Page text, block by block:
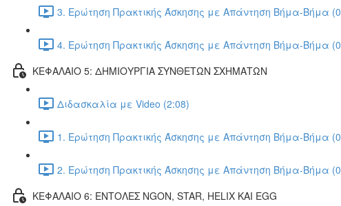
3. Ερώτηση Πρακτικής Άσκησης με Απάντηση Βήμα-Βήμα
4. Ερώτηση Πρακτικής Άσκησης με Απάντηση Βήμα-Βήμα
ΚΕΦΑΛΑΙΟ 5: ΔΗΜΙΟΥΡΓΙΑ ΣΥΝΘΕΤΩΝ ΣΧΗΜΑΤΩΝ
Διδασκαλία με Video (2:08)
1. Ερώτηση Πρακτικής Άσκησης με Απάντηση Βήμα-Βήμα
2. Ερώτηση Πρακτικής Άσκησης με Απάντηση Βήμα-Βήμα
ΚΕΦΑΛΑΙΟ 6: ΕΝΤΟΛΕΣ NGON, STAR, HELIX ΚΑΙ EGG